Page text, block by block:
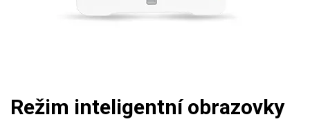
Režim inteligentní obrazovky